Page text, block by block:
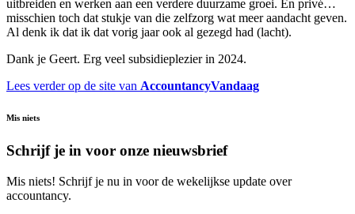
uitbreiden en werken aan een verdere duurzame groei. En privé…
misschien toch dat stukje van die zelfzorg wat meer aandacht geven.
Al denk ik dat ik dat vorig jaar ook al gezegd had (lacht).
Dank je Geert. Erg veel subsidieplezier in 2024.
Lees verder op de site van AccountancyVandaag
Mis niets
Schrijf je in voor onze nieuwsbrief
Mis niets! Schrijf je nu in voor de wekelijkse update over
accountancy.